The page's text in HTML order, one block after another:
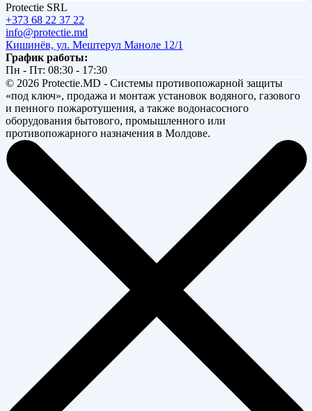
Protectie SRL
+373 68 22 37 22
info@protectie.md
Кишинёв, ул. Мештерул Маноле 12/1
График работы:
Пн - Пт: 08:30 - 17:30
© 2026 Protectie.MD - Системы противопожарной защиты
«под ключ», продажа и монтаж установок водяного, газового
и пенного пожаротушения, а также водонасосного
оборудования бытового, промышленного или
противопожарного назначения в Молдове.